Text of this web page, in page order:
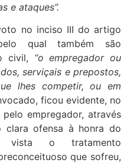
e ataques”.
no inciso III do artigo
qual também são
civil, “o empregador ou
serviçais e prepostos,
lhes competir, ou em
ficou evidente, no
empregador, através
clara ofensa à honra do
vista o tratamento
que sofreu,